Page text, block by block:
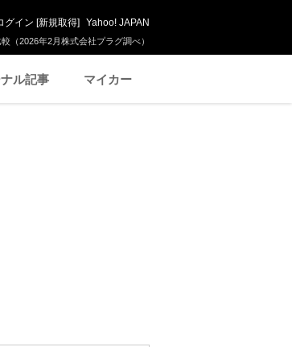
（2026年2月株式会社プラグ調べ）
グイン [新規取得] Yahoo! JAPAN
ル記事 マイカー